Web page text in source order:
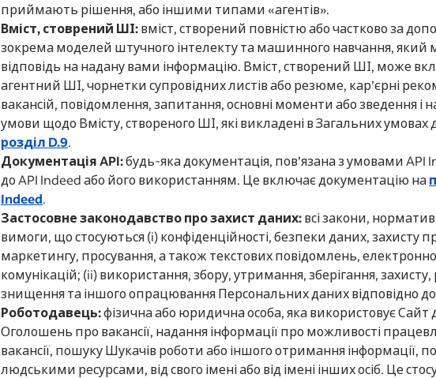
приймають рішення, або іншими типами «агентів».
Вміст, стоврений ШІ:вміст, створений повністю або частково за
зокрема моделей штучного інтелекту та машинного навчання, який
відповідь на надану вами інформацію. Вміст, створений ШІ, може
агентний ШІ, чорнетки супровідних листів або резюме, кар’єрні
вакансій, повідомлення, запитання, основні моменти або зведення
умови щодо Вмісту, створеного ШІ, які викладені в Загальних умовах
розділ D.9.
Документація API:будь-яка документація, пов’язана з умовами
до API Indeed або його використанням. Це включає документацію на
Indeed.
Застосовне законодавство про захист даних:всі закони,
вимоги, що стосуються (i) конфіденційності, безпеки даних, захисту
маркетингу, просування, а також текстових повідомлень,
комунікацій; (ii) використання, збору, утримання, зберігання,
знищення та іншого опрацювання Персональних даних відповідно
Роботодавець:фізична або юридична особа, яка використовує Сайт
Оголошень про вакансії, надання інформації про можливості
вакансії, пошуку Шукачів роботи або іншого отримання інформації,
людськими ресурсами, від свого імені або від імені інших осіб. Це